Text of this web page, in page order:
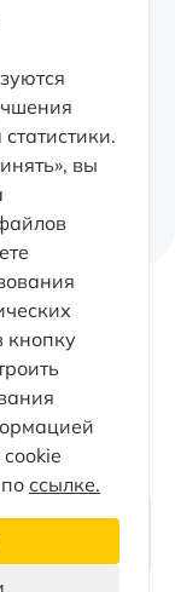
копирование
дизайна и
вы
кнопку
поссылке.